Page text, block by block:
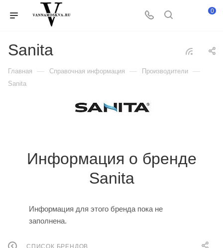
0
Sanita
Главная — Справочная информация — Производители —
Sanita
Информация о бренде
Sanita
Информация для этого бренда пока не
заполнена.
СПИСОК БРЕНДОВ